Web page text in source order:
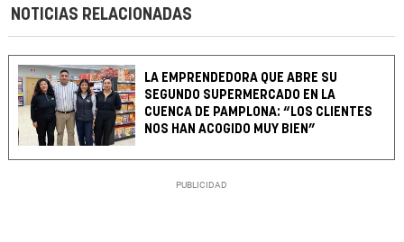
NOTICIAS RELACIONADAS
LA EMPRENDEDORA QUE ABRE SU
SEGUNDO SUPERMERCADO EN LA
CUENCA DE PAMPLONA: “LOS CLIENTES
NOS HAN ACOGIDO MUY BIEN”